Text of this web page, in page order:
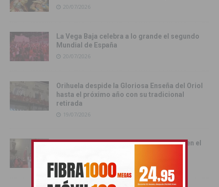
20/07/2026
La Vega Baja celebra a lo grande el segundo
Mundial de España
20/07/2026
Orihuela despide la Gloriosa Enseña del Oriol
hasta el próximo año con su tradicional
retirada
19/07/2026
La tradición toma las calles de Orihuela en el
19/07/2026